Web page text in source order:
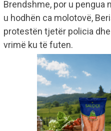
Brendshme, por u pengua
u hodhën ca molotovë,
protestën tjetër policia
vrimë ku të futen.